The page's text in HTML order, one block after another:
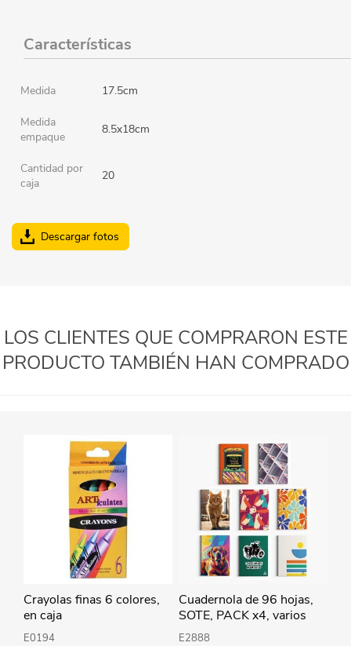
Características
Medida 17.5cm
Medida
empaque
8.5x18cm
Cantidad por
caja
20
Descargar fotos
LOS CLIENTES QUE COMPRARON ESTE
PRODUCTO TAMBIÉN HAN COMPRADO
Crayolas finas 6 colores,
en caja
E0194
Cuadernola de 96 hojas,
SOTE, PACK x4, varios
diseños
E2888